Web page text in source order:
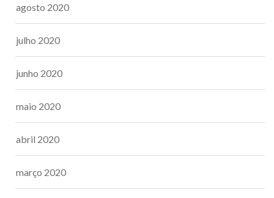
agosto 2020
julho 2020
junho 2020
maio 2020
abril 2020
março 2020